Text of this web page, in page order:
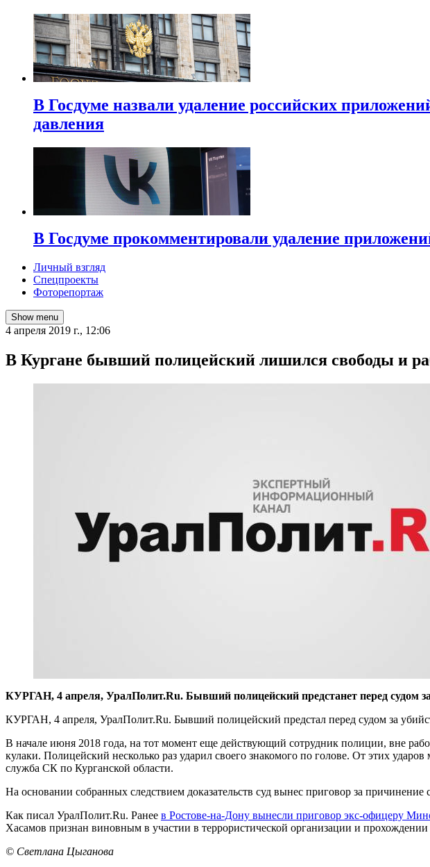
В Госдуме назвали удаление российских
давления
В Госдуме прокомментировали удаление
Личный взгляд
Спецпроекты
Фоторепортаж
Show menu
4 апреля 2019 г., 12:06
В Кургане бывший полицейский лишился свободы и
КУРГАН, 4 апреля, УралПолит.Ru. Бывший полицейский предстанет перед судом
КУРГАН, 4 апреля, УралПолит.Ru. Бывший полицейский предстал перед судом за
В начале июня 2018 года, на тот момент еще действующий сотрудник полиции, вне
кулаки. Полицейский несколько раз ударил своего знакомого по голове. От этих
служба СК по Курганской области.
На основании собранных следствием доказательств суд вынес приговор за
Как писал УралПолит.Ru. Ранее в Ростове-на-Дону вынесли приговор экс-офицеру
Хасамов признан виновным в участии в террористической организации и
© Светлана Цыганова